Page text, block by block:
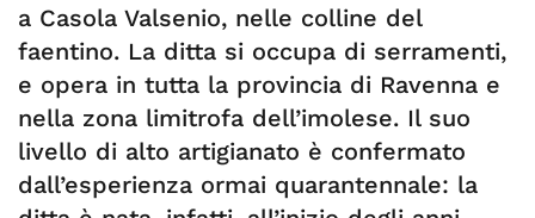
a Casola Valsenio, nelle colline del
faentino. La ditta si occupa di serramenti,
e opera in tutta la provincia di Ravenna e
nella zona limitrofa dell’imolese. Il suo
livello di alto artigianato è confermato
dall’esperienza ormai quarantennale: la